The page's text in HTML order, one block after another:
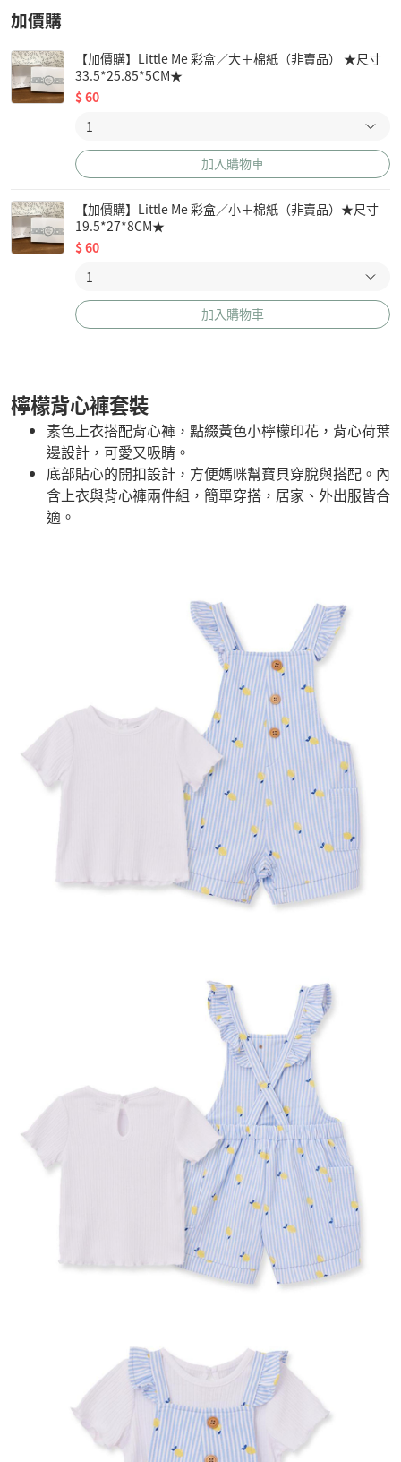
加價購
【加價購】Little Me 彩盒／大＋棉紙（非賣品） ★尺寸
33.5*25.85*5CM★
$60
加入購物車
【加價購】Little Me 彩盒／小＋棉紙（非賣品）★尺寸
19.5*27*8CM★
$60
加入購物車
檸檬背心褲套裝
素色上衣搭配背心褲，點綴黃色小檸檬印花，背心荷葉
邊設計，可愛又吸睛。
底部貼心的開扣設計，方便媽咪幫寶貝穿脫與搭配。內
含上衣與背心褲兩件組，簡單穿搭，居家、外出服皆合
適。